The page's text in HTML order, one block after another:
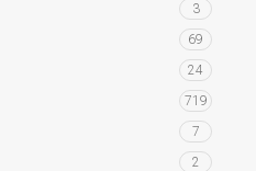
3
69
24
719
7
2